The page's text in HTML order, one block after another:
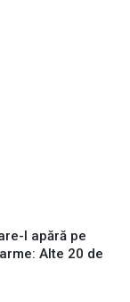
l apără pe
Alte 20 de